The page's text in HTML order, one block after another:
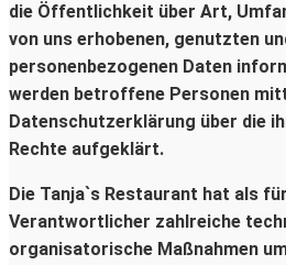
die Öffentlichkeit über Art,
von uns erhobenen, genutzten
personenbezogenen Daten
werden betroffene Personen
Datenschutzerklärung über die
Rechte aufgeklärt.
Die Tanja`s Restaurant hat als
Verantwortlicher zahlreiche
organisatorische Maßnahmen